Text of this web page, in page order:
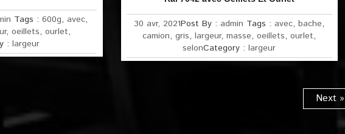
Tags : 600g, avec,
, oeillets, ourlet,
: largeur
30 avr, 2021Post By : admin Tags : avec,bache,
camion,gris,largeur,masse,oeillets,ourlet,
selonCategory :largeur
Next »